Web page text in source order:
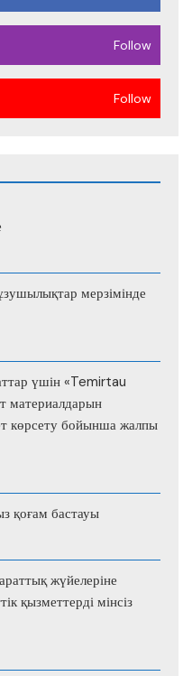
Follow
Follow
мерзімінде
үшін «Temirtau
материалдарын
көрсету бойынша жалпы
қоғам бастауы
жүйелеріне
қызметтерді мінсіз